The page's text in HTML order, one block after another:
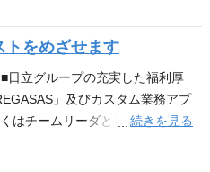
領域の業界/業務知識・ご経験
ト(チェックリスト作成含)、結
の将来的なキャリアアップ意欲
発・運用保守まで、一気通貫し
トをめざせます
日立グループの充実した福利厚
」及びカスタム業務アプ
はチームリーダとして参画頂き
もしくは各種エキスパートとし
領域の業界/業務知識・ご経験
続きを見る